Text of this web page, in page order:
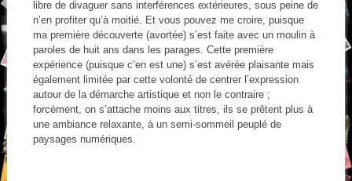
libre de divaguer sans interférences extérieures, sous peine de
n’en profiter qu’à moitié. Et vous pouvez me croire, puisque
ma première découverte (avortée) s’est faite avec un moulin à
paroles de huit ans dans les parages. Cette première
expérience (puisque c’en est une) s’est avérée plaisante mais
également limitée par cette volonté de centrer l’expression
autour de la démarche artistique et non le contraire ;
forcément, on s’attache moins aux titres, ils se prêtent plus à
une ambiance relaxante, à un semi-sommeil peuplé de
paysages numériques.